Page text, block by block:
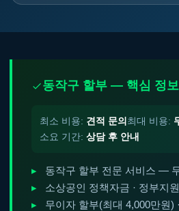
동작구 할부 — 핵심 정
최소 비용: 견적 문의 최대 비용:
소요 기간: 상담 후 안내
동작구 할부 전문 서비스 —
소상공인 정책자금 · 정부지
무이자 할부(최대 4,000만원)